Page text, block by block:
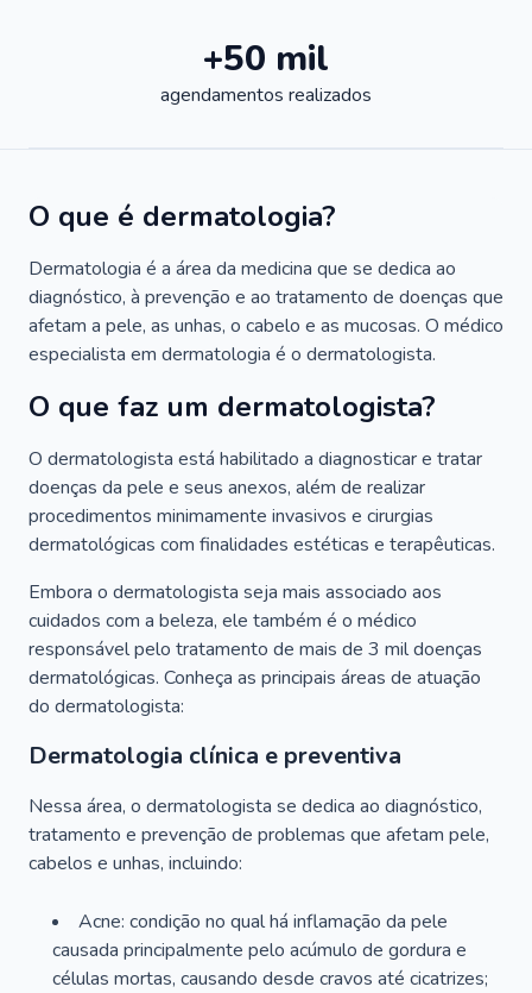
+50 mil
agendamentos realizados
O que é dermatologia?
Dermatologia é a área da medicina que se dedica ao
diagnóstico, à prevenção e ao tratamento de doenças que
afetam a pele, as unhas, o cabelo e as mucosas. O médico
especialista em dermatologia é o dermatologista.
O que faz um dermatologista?
O dermatologista está habilitado a diagnosticar e tratar
doenças da pele e seus anexos, além de realizar
procedimentos minimamente invasivos e cirurgias
dermatológicas com finalidades estéticas e terapêuticas.
Embora o dermatologista seja mais associado aos
cuidados com a beleza, ele também é o médico
responsável pelo tratamento de mais de 3 mil doenças
dermatológicas. Conheça as principais áreas de atuação
do dermatologista:
Dermatologia clínica e preventiva
Nessa área, o dermatologista se dedica ao diagnóstico,
tratamento e prevenção de problemas que afetam pele,
cabelos e unhas, incluindo:
Acne: condição no qual há inflamação da pele
causada principalmente pelo acúmulo de gordura e
células mortas, causando desde cravos até cicatrizes;